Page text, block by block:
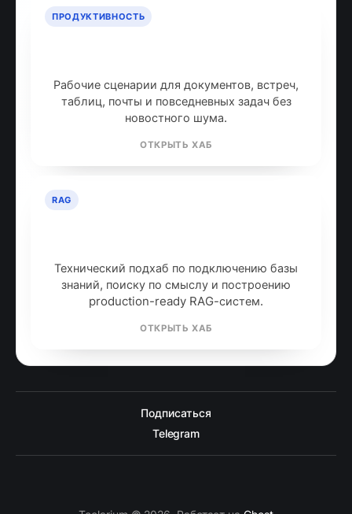
ПРОДУКТИВНОСТЬ
Рабочие сценарии для документов, встреч,
таблиц, почты и повседневных задач без
новостного шума.
ОТКРЫТЬ ХАБ
RAG
Технический подхаб по подключению базы
знаний, поиску по смыслу и построению
production-ready RAG-систем.
ОТКРЫТЬ ХАБ
Подписаться
Telegram